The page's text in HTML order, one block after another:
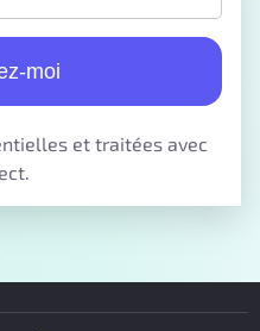
moi
et traitées avec